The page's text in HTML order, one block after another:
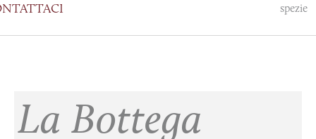
La Bottega